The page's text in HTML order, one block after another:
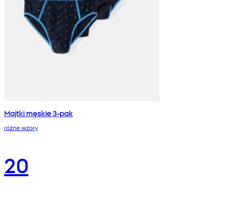
Majtki męskie 3-pak
różne wzory
20